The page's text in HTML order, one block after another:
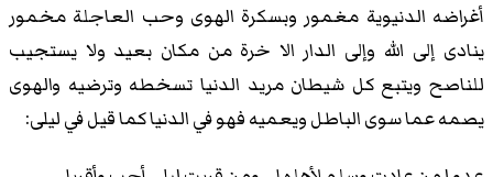
أغراضه الدنيوية مغمور وبسكرة الهوى وحب العاجلة مخمور
ينادى إلى الله وإلى الدار الا خرة من مكان بعيد ولا يستجيب
للناصح ويتبع كل شيطان مريد الدنيا تسخطه وترضيه والهوى
يصمه عما سوى الباطل ويعميه فهو في الدنيا كما قيل في ليلى: